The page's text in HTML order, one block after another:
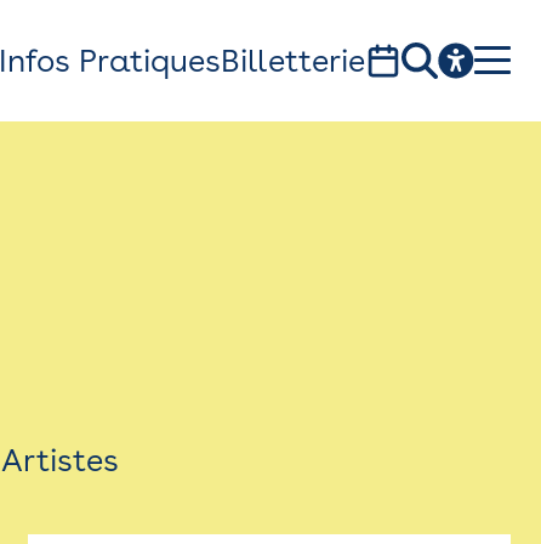
Infos PratiquesBilletterie
1, av. du Chateau d'eau - 31300 Toulouse
Artistes